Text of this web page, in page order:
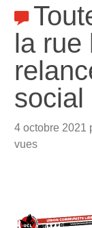
la rue
social
4 octobre 2021
vues